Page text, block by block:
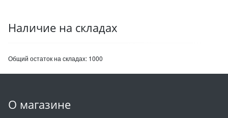
Наличие на складах
Общий остаток на складах: 1000
О магазине